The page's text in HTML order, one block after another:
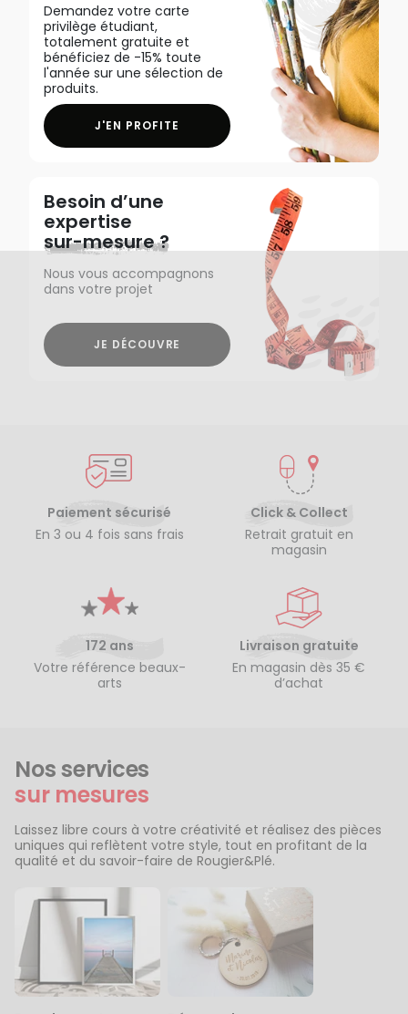
Demandez votre carte
privilège étudiant,
totalement gratuite et
bénéficiez de -15% toute
l'année sur une sélection de
produits.
J'EN PROFITE
Besoin d’une
expertise
sur-mesure ?
Nous vous accompagnons
dans votre projet
JE DÉCOUVRE
Paiement sécurisé
En 3 ou 4 fois sans frais
Click & Collect
Retrait gratuit en
magasin
172 ans
Votre référence beaux-
arts
Livraison gratuite
En magasin dès 35 €
d’achat
Nos services
sur mesures
Laissez libre cours à votre créativité et réalisez des pièces
uniques qui reflètent votre style, tout en profitant de la
qualité et du savoir-faire de Rougier&Plé.